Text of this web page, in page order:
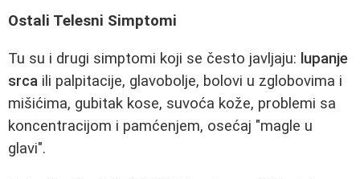
Ostali Telesni Simptomi
Tu su i drugi simptomi koji se često javljaju: lupanje
srca ili palpitacije, glavobolje, bolovi u zglobovima i
mišićima, gubitak kose, suvoća kože, problemi sa
koncentracijom i pamćenjem, osećaj "magle u
glavi".